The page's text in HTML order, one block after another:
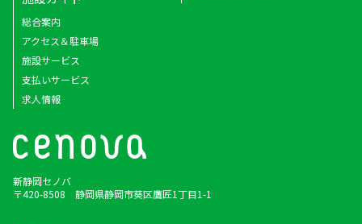
総合案内
アクセス＆駐車場
施設サービス
支払いサービス
求人情報
新静岡セノバ
〒420-8508 静岡県静岡市葵区鷹匠1丁目1-1